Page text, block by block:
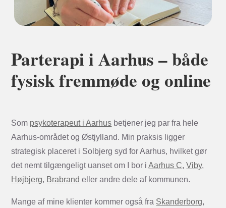
Parterapi i Aarhus – både
fysisk fremmøde og online
Som psykoterapeut i Aarhus betjener jeg par fra hele
Aarhus-området og Østjylland. Min praksis ligger
strategisk placeret i Solbjerg syd for Aarhus, hvilket gør
det nemt tilgængeligt uanset om I bor iAarhus C,Viby,
Højbjerg, Brabrand eller andre dele af kommunen.
Mange af mine klienter kommer også fra Skanderborg,